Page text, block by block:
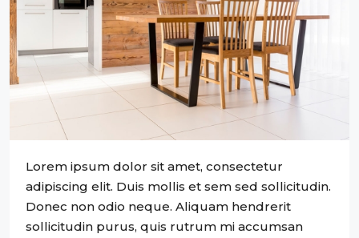
Lorem ipsum dolor sit amet, consectetur
adipiscing elit. Duis mollis et sem sed sollicitudin.
Donec non odio neque. Aliquam hendrerit
sollicitudin purus, quis rutrum mi accumsan